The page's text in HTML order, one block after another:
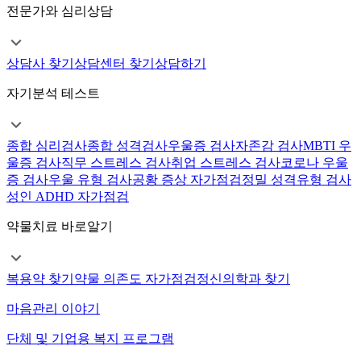
전문가와 심리상담
상담사 찾기 상담센터 찾기 상담하기
자기분석 테스트
종합 심리검사종합 성격검사우울증 검사자존감 검사MBTI 우
울증 검사직무 스트레스 검사취업 스트레스 검사코로나 우울
증 검사우울 유형 검사공황 증상 자가점검정밀 성격유형 검사
성인 ADHD 자가점검
약물치료 바로알기
복용약 찾기 약물 의존도 자가점검정신의학과 찾기
마음관리 이야기
단체 및 기업용 복지 프로그램